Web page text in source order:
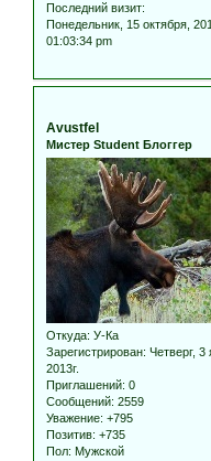
Последний визит:
Понедельник, 15 октября,
01:03:34 pm
Avustfel
Мистер Student Блоггер
Откуда: У-Ка
Зарегистрирован: Четверг, 3
2013г.
Приглашений: 0
Сообщений: 2559
Уважение: +795
Позитив: +735
Пол: Мужской